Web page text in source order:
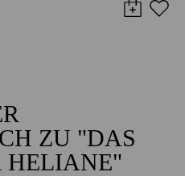
ZU "DAS
HELIANE"